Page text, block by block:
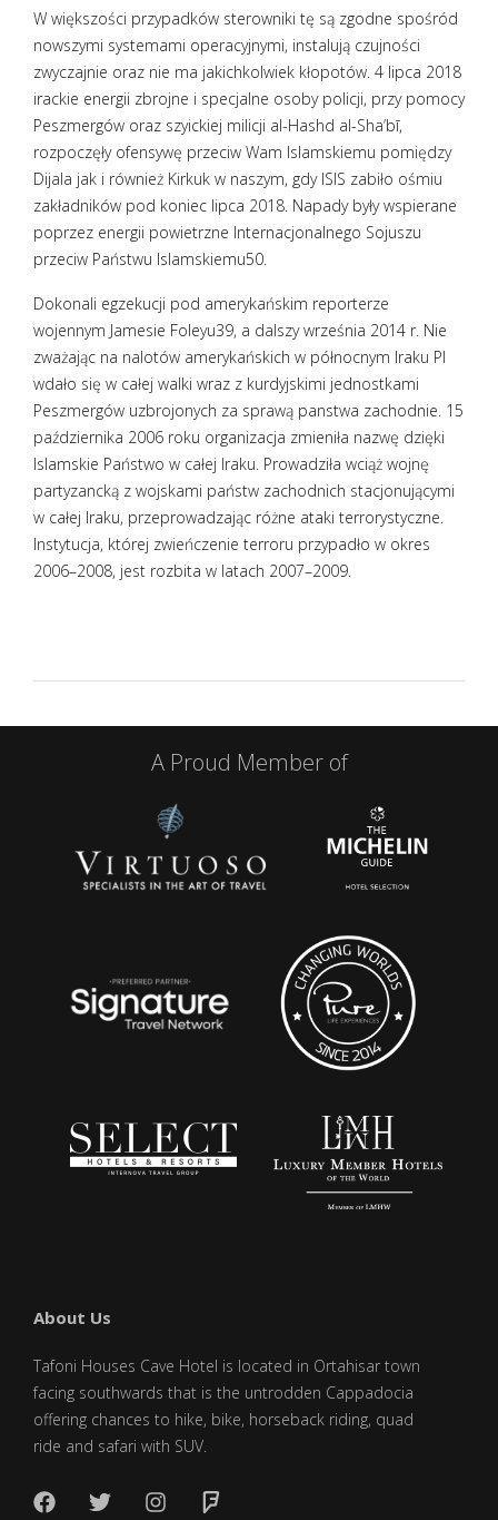
W większości przypadków sterowniki tę są zgodne spośród
nowszymi systemami operacyjnymi, instalują czujności
zwyczajnie oraz nie ma jakichkolwiek kłopotów. 4 lipca 2018
irackie energii zbrojne i specjalne osoby policji, przy pomocy
Peszmergów oraz szyickiej milicji al-Hashd al-Sha’bī,
rozpoczęły ofensywę przeciw Wam Islamskiemu pomiędzy
Dijala jak i również Kirkuk w naszym, gdy ISIS zabiło ośmiu
zakładników pod koniec lipca 2018. Napady były wspierane
poprzez energii powietrzne Internacjonalnego Sojuszu
przeciw Państwu Islamskiemu50.
Dokonali egzekucji pod amerykańskim reporterze
wojennym Jamesie Foleyu39, a dalszy września 2014 r. Nie
zważając na nalotów amerykańskich w północnym Iraku PI
wdało się w całej walki wraz z kurdyjskimi jednostkami
Peszmergów uzbrojonych za sprawą panstwa zachodnie. 15
października 2006 roku organizacja zmieniła nazwę dzięki
Islamskie Państwo w całej Iraku. Prowadziła wciąż wojnę
partyzancką z wojskami państw zachodnich stacjonującymi
w całej Iraku, przeprowadzając różne ataki terrorystyczne.
Instytucja, której zwieńczenie terroru przypadło w okres
2006–2008, jest rozbita w latach 2007–2009.
A Proud Member of
About Us
Tafoni Houses Cave Hotel is located in Ortahisar town
facing southwards that is the untrodden Cappadocia
offering chances to hike, bike, horseback riding, quad
ride and safari with SUV.